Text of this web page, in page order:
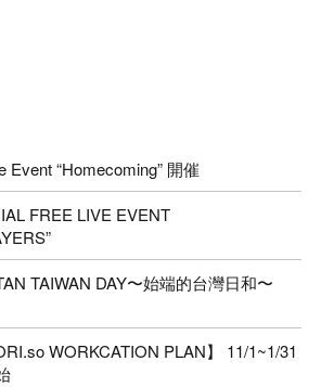
Event “Homecoming” 開催
FREE LIVE EVENT
TAIWAN DAY〜始端的台灣日和〜
WORKCATION PLAN】 11/1~1/31